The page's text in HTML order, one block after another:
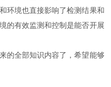
环境也直接影响了检测结果和
的有效监测和控制是能否开展
全部知识内容了，希望能够